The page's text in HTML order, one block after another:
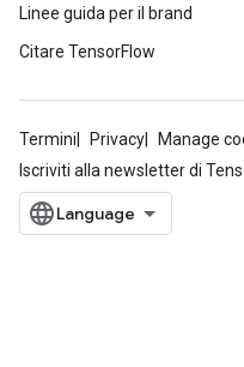
Linee guida per il brand
Citare TensorFlow
Termini Privacy
Manage
Iscriviti alla newsletter di